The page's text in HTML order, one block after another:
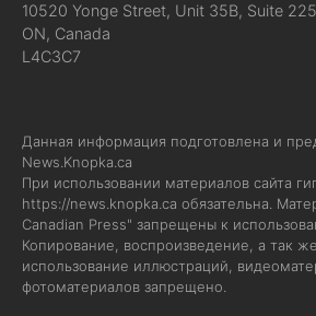
10520 Yonge Street, Unit 35B, Suite
ON, Canada
L4C3C7
Данная информация подготовлена и
News.Knopka.ca
При использовании материалов сайта
https://news.knopka.ca обязательна.
Canadian Press" запрещены к
Копирование, воспроизведение, а так
использование иллюстраций,
фотоматериалов запрещено.